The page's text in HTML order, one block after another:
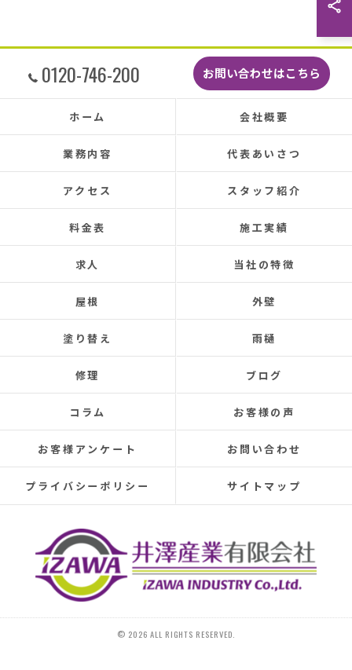
しっかり直していただいたのでその後雨漏りも
もちろんなく、先日はかなりのドシャ降りでし
たがポツポツ音も一切ありませんでした。
本当に井澤さんにお願いしてよかったです、ま
た皆さまとても感じの良い方ばかりで安心して
お任せできました。
あと口コミを書いてくださった皆さまのおかげ
で井澤産業さんを知ることができました。
この場をお借りして感謝いたします。
この度は本当にありがとうございました。
今後ともよろしくお願いします！ (Translated by
Google) My 50-year-old house has been plagued by roof
leaks for about 20 years.
Three times so far, the ceiling has leaked, and although
the leaks were repaired each time, the problem was
never completely fixed.
Even after repairs, the dripping sound would reappear
elsewhere, making rainy days incredibly depressing.
This time, I was determined to have the cause identified
and repaired, so I searched online reviews daily and
finally found Izawa Sangyo.
From the initial estimate, it was completely different
from anything I'd experienced before.
They conducted a thorough leak investigation
throughout the morning, using drones, infrared sensors,
and inspecting the attic from the second-floor closet,
and were able to pinpoint the leak location.
They discovered that the roof tiles were significantly
deteriorated, with cracks in several places and even a
hole in one spot.
Ideally, I would have liked to replace the entire roof, but
since I plan to move in the next 10-15 years, I requested
0120-746-200 お問い合わせはこちら
ホーム 会社概要
業務内容 代表あいさつ
アクセス スタッフ紹介
料金表 施工実績
求人 当社の特徴
屋根 外壁
塗り替え 雨樋
修理 ブログ
コラム お客様の声
お客様アンケート お問い合わせ
プライバシーポリシー サイトマップ
© 2026 ALL RIGHTS RESERVED.